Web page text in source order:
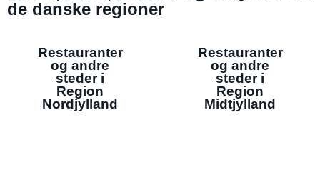
de danske regioner
Restauranter
og andre
steder i
Region
Nordjylland
Restauranter
og andre
steder i
Region
Midtjylland